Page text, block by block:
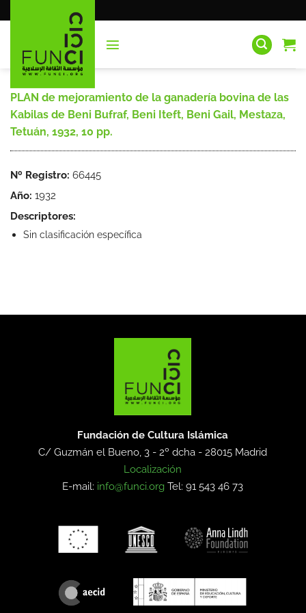
al
PLAN de mejoramiento de la ganadería bovina de las
Kabilas de Beni Bufraf, Beni Iteft, Beni Gail, Mestaza,
Tetuán, 1932, 10 pp.
Nº Registro: 66445
Año: 1932
Descriptores:
Sin clasificación específica
Fundación de Cultura Islámica
C/ Guzmán el Bueno, 3 - 2º dcha -28015 Madrid
Localización
E-mail: info@funci.org Tel: 91 543 46 73